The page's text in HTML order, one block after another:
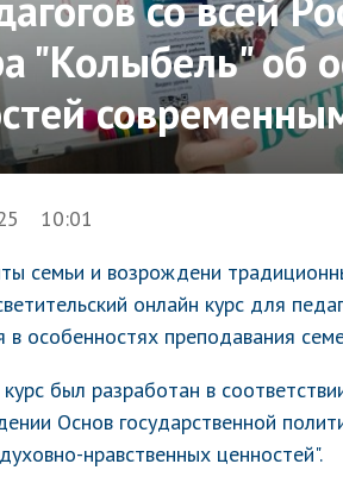
"Колыбель" об
10:01
семьи и возрождени
онлайн курс для
в особенностях преподавания
был разработан в
Основ государственной
нравственных ценностей".